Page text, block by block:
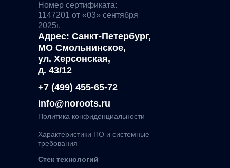
Адрес: Санкт-Петербург,
МО Смольнинское,
ул. Херсонская,
д. 43/12
+7 (499) 455-65-72
Номер сертификата:
1147201 от «03» сентября
2025г.
Стек технологий
Характеристики ПО и системные
требования
Политика конфиденциальности
info@noroots.ru